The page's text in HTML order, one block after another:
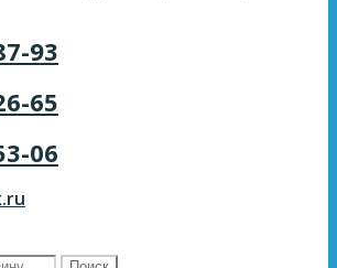
93
65
06